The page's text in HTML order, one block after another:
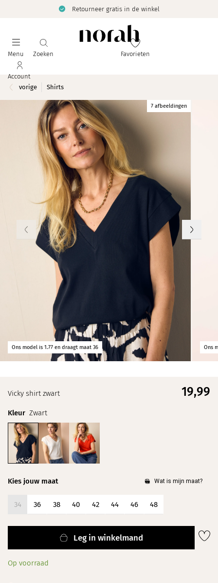
Retourneer gratis in de winkel
Menu Zoeken Favorieten
Account
vorige
Shirts
Ons model is 1.77 en draagt maat 36 Ons
7 afbeeldingen
Vicky shirt zwart 19,99
Kleur Zwart
Kies jouw maat
34 36 38 40 42 44 46 48
Leg in winkelmand
Op voorraad